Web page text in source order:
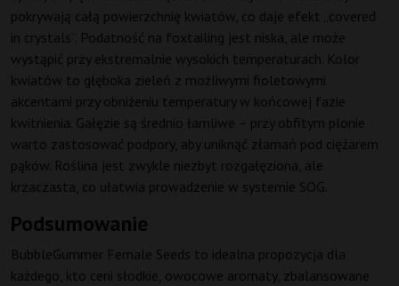
pokrywają całą powierzchnię kwiatów, co daje efekt „covered
in crystals”. Podatność na foxtailing jest niska, ale może
wystąpić przy ekstremalnie wysokich temperaturach. Kolor
kwiatów to głęboka zieleń z możliwymi fioletowymi
akcentami przy obniżeniu temperatury w końcowej fazie
kwitnienia. Gałęzie są średnio łamliwe – przy obfitym plonie
warto zastosować podpory, aby uniknąć złamań pod ciężarem
pąków. Roślina jest zwykle niezbyt rozgałęziona, ale
krzaczasta, co ułatwia prowadzenie w systemie SOG.
Podsumowanie
BubbleGummer Female Seeds to idealna propozycja dla
każdego, kto ceni słodkie, owocowe aromaty, zbalansowane